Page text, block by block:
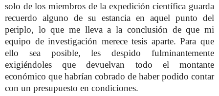
solo de los miembros de la expedición científica guarda
recuerdo alguno de su estancia en aquel punto del
periplo, lo que me lleva a la conclusión de que mi
equipo de investigación merece tesis aparte. Para que
ello sea posible, les despido fulminantemente
exigiéndoles que devuelvan todo el montante
económico que habrían cobrado de haber podido contar
con un presupuesto en condiciones.